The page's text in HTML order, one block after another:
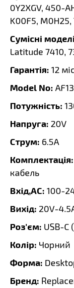
0Y2XGV, 450-
K00F5, M0H25,
Сумісні
Latitude 7410,
Гарантія: 12
Model No:
Потужність:
Напруга: 20V
Струм: 6.5A
Комплектація:
кабель
Вхід,AC: 100-
Вихід: 20V-
Роз'єм: USB-C
Колір: Чорний
Форма:
Бренд: